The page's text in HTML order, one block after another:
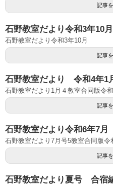
記事
石野教室だより令和3年10月
石野教室だより令和3年10月
記事
石野教室だより 令和4年1
石野教室だより1月４教室合同版令
記事
石野教室だより令和6年7月
石野教室だより7月号5教室合同版令
記事
石野教室だより夏号 合宿